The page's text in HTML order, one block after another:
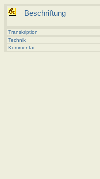
Beschriftung
Transkription
Technik
Kommentar